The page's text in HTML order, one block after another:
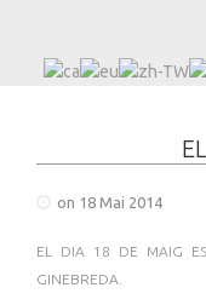
on 18 Mai 2014
EL DIA 18 DE MAIG
GINEBREDA.